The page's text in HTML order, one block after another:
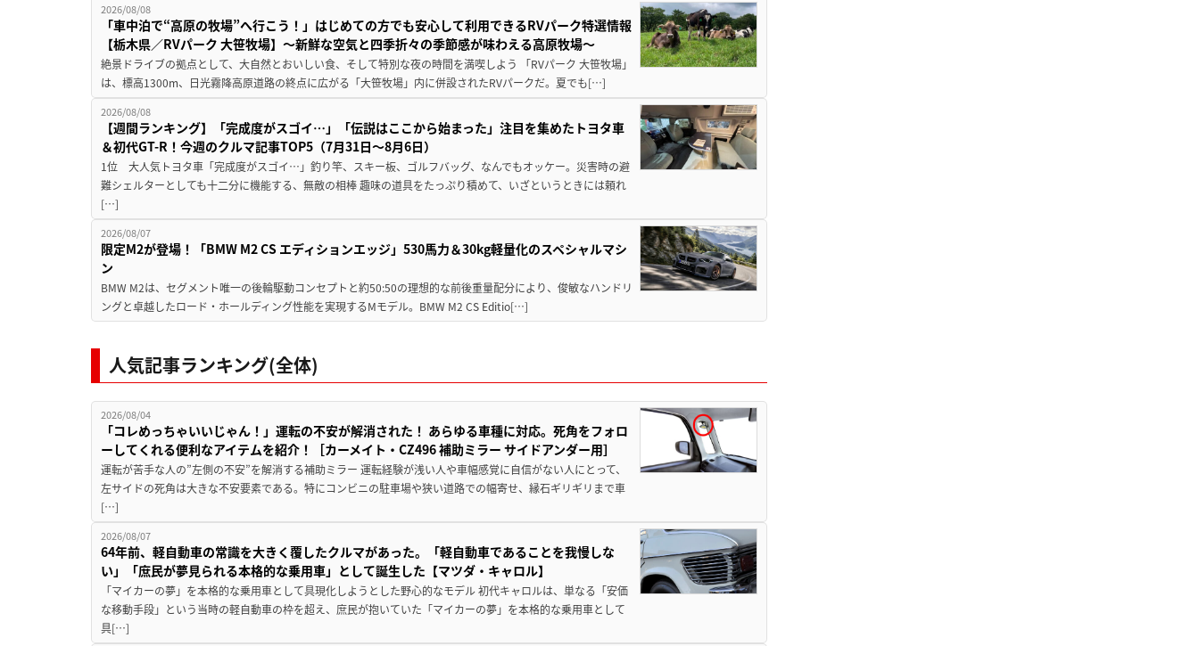
2026/08/08
「車中泊で“高原の牧場”へ行こう！」はじめての方でも安心して利用できるRVパーク特選情報
【栃木県／RVパーク 大笹牧場】～新鮮な空気と四季折々の季節感が味わえる高原牧場～
絶景ドライブの拠点として、大自然とおいしい食、そして特別な夜の時間を満喫しよう 「RVパーク 大笹牧場」
は、標高1300m、日光霧降高原道路の終点に広がる「大笹牧場」内に併設されたRVパークだ。夏でも[…]
2026/08/08
【週間ランキング】「完成度がスゴイ…」「伝説はここから始まった」注目を集めたトヨタ車
＆初代GT-R！今週のクルマ記事TOP5（7月31日〜8月6日）
1位 大人気トヨタ車「完成度がスゴイ…」釣り竿、スキー板、ゴルフバッグ、なんでもオッケー。災害時の避
難シェルターとしても十二分に機能する、無敵の相棒 趣味の道具をたっぷり積めて、いざというときには頼れ
[…]
2026/08/07
限定M2が登場！「BMW M2 CS エディションエッジ」530馬力＆30kg軽量化のスペシャルマシ
ン
BMW M2は、セグメント唯一の後輪駆動コンセプトと約50:50の理想的な前後重量配分により、俊敏なハンドリ
ングと卓越したロード・ホールディング性能を実現するMモデル。BMW M2 CS Editio[…]
人気記事ランキング(全体)
2026/08/04
「コレめっちゃいいじゃん！」運転の不安が解消された！ あらゆる車種に対応。死角をフォロ
ーしてくれる便利なアイテムを紹介！［カーメイト・CZ496 補助ミラー サイドアンダー用］
運転が苦手な人の”左側の不安”を解消する補助ミラー 運転経験が浅い人や車幅感覚に自信がない人にとって、
左サイドの死角は大きな不安要素である。特にコンビニの駐車場や狭い道路での幅寄せ、縁石ギリギリまで車
[…]
2026/08/07
64年前、軽自動車の常識を大きく覆したクルマがあった。「軽自動車であることを我慢しな
い」「庶民が夢見られる本格的な乗用車」として誕生した【マツダ・キャロル】
「マイカーの夢」を本格的な乗用車として具現化しようとした野心的なモデル 初代キャロルは、単なる「安価
な移動手段」という当時の軽自動車の枠を超え、庶民が抱いていた「マイカーの夢」を本格的な乗用車として
具[…]